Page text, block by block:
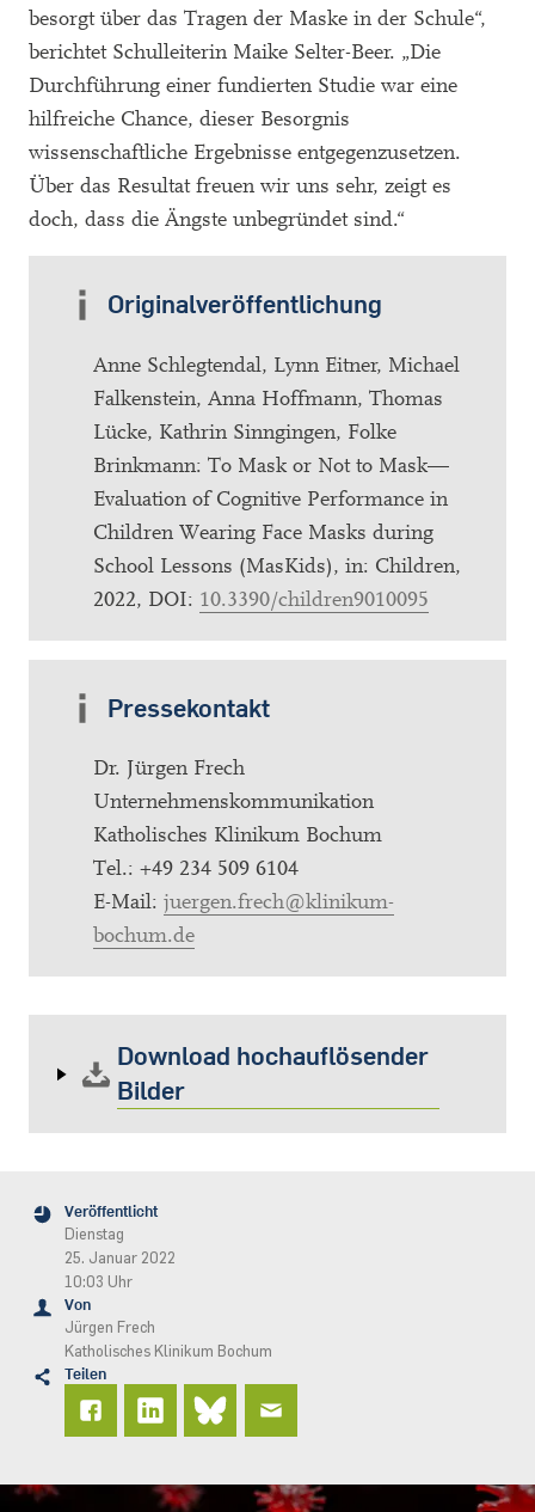
besorgt über das Tragen der Maske in der Schule“,
berichtet Schulleiterin Maike Selter-Beer. „Die
Durchführung einer fundierten Studie war eine
hilfreiche Chance, dieser Besorgnis
wissenschaftliche Ergebnisse entgegenzusetzen.
Über das Resultat freuen wir uns sehr, zeigt es
doch, dass die Ängste unbegründet sind.“
Originalveröffentlichung
Anne Schlegtendal, Lynn Eitner, Michael
Falkenstein, Anna Hoffmann, Thomas
Lücke, Kathrin Sinngingen, Folke
Brinkmann: To Mask or Not to Mask—
Evaluation of Cognitive Performance in
Children Wearing Face Masks during
School Lessons (MasKids), in: Children,
2022, DOI: 10.3390/children9010095
Pressekontakt
Dr. Jürgen Frech
Unternehmenskommunikation
Katholisches Klinikum Bochum
Tel.: +49 234 509 6104
E-Mail: juergen.frech@klinikum-
bochum.de
Download hochauflösender
Bilder
Veröffentlicht
Dienstag
25. Januar 2022
10:03 Uhr
Von
Jürgen Frech
Katholisches Klinikum Bochum
Teilen